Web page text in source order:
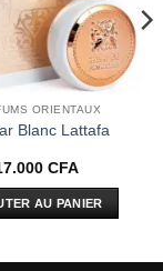
ORIENTAUX
Blanc Lattafa
CFA
AU PANIER